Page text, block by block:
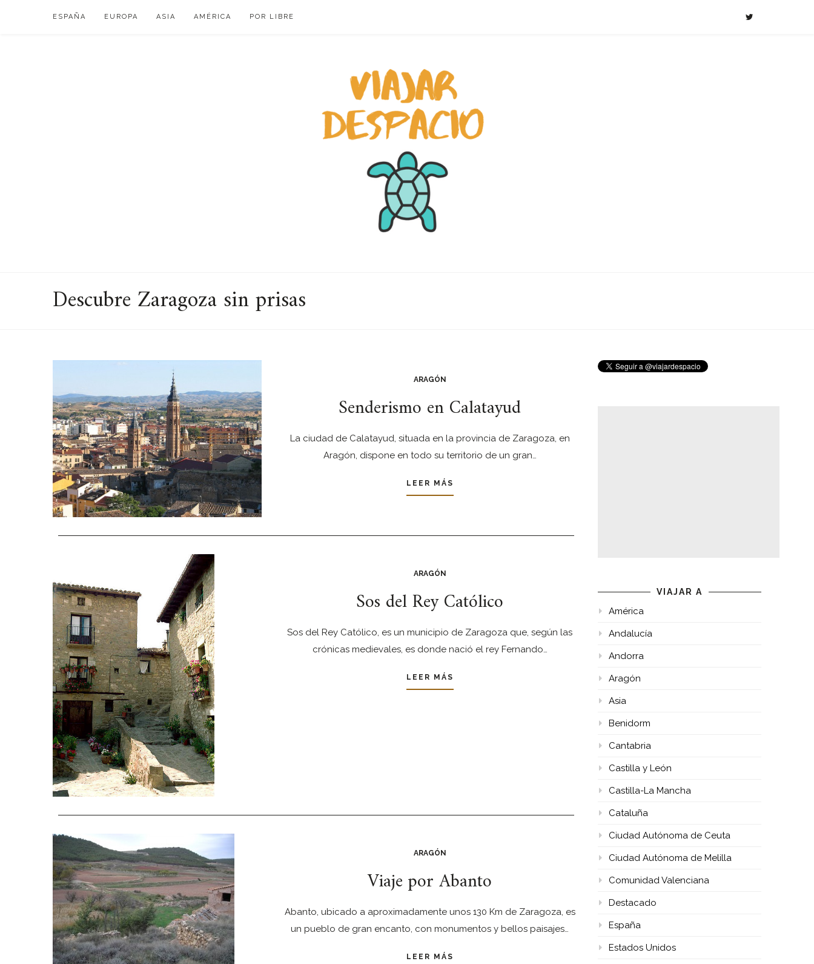
ESPAÑA EUROPA ASIA AMÉRICA POR LIBRE
Descubre Zaragoza sin prisas
ARAGÓN
Senderismo en Calatayud
La ciudad de Calatayud, situada en la provincia de Zaragoza, en
Aragón, dispone en todo su territorio de un gran…
LEER MÁS
ARAGÓN
Sos del Rey Católico
Sos del Rey Católico, es un municipio de Zaragoza que, según las
crónicas medievales, es donde nació el rey Fernando…
LEER MÁS
ARAGÓN
Viaje por Abanto
Abanto, ubicado a aproximadamente unos 130 Km de Zaragoza, es
un pueblo de gran encanto, con monumentos y bellos paisajes…
LEER MÁS
VIAJAR A
América
Andalucía
Andorra
Aragón
Asia
Benidorm
Cantabria
Castilla y León
Castilla-La Mancha
Cataluña
Ciudad Autónoma de Ceuta
Ciudad Autónoma de Melilla
Comunidad Valenciana
Destacado
España
Estados Unidos